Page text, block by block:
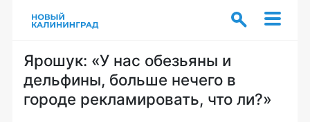
Ярошук: «У нас обезьяны и
дельфины, больше нечего в
городе рекламировать, что ли?»